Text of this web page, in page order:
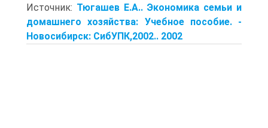
Источник: Тюгашев Е.А.. Экономика семьи и
домашнего хозяйства: Учебное пособие. -
Новосибирск: СибУПК,2002.. 2002